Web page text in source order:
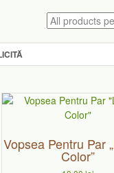
Vopsea Pentru Par
Color”
Acest
mai